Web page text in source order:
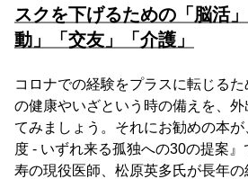
スクを下げるための「脳活
動」「交友」「介護」
コロナでの経験をプラスに転じる
の健康やいざという時の備えを、外
てみましょう。それにお勧めの本
度 - いずれ来る孤独への30の提案
寿の現役医師、松原英多氏が長年